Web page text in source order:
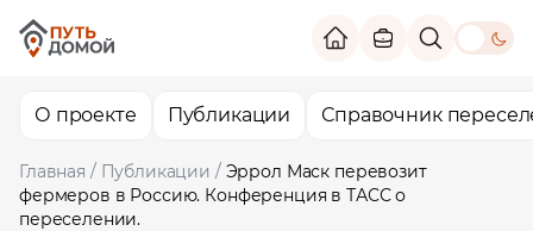
theme
О проекте Публикации Справочник
Главная / Публикации / Эррол Маск перевозит
фермеров в Россию. Конференция в ТАСС о
переселении.